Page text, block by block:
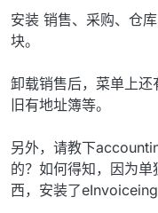
安装 销售、采购、仓
块。
卸载销售后，菜单上
旧有地址簿等。
另外，请教下
的？如何得知，因为
西，安装了